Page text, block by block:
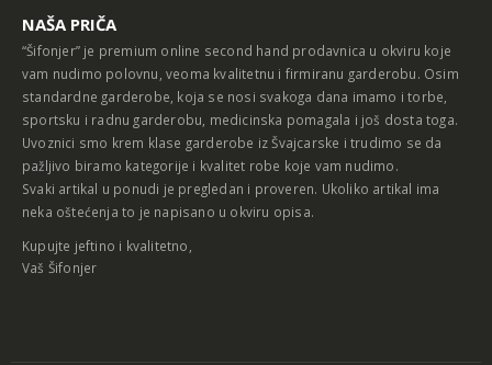
“Šifonjer” je premium online second hand prodavnica u okviru koje
vam nudimo polovnu, veoma kvalitetnu i firmiranu garderobu. Osim
standardne garderobe, koja se nosi svakoga dana imamo i torbe,
sportsku i radnu garderobu, medicinska pomagala i još dosta toga.
Uvoznici smo krem klase garderobe iz Švajcarske i trudimo se da
pažljivo biramo kategorije i kvalitet robe koje vam nudimo.
Svaki artikal u ponudi je pregledan i proveren. Ukoliko artikal ima
neka oštećenja to je napisano u okviru opisa.
Vaš Šifonjer